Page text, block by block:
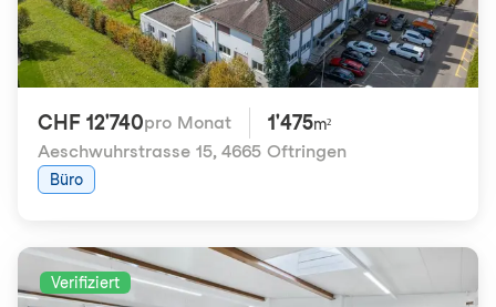
CHF 12'740pro Monat 1'475m²
Aeschwuhrstrasse 15, 4665 Oftringen
Büro
Verifiziert